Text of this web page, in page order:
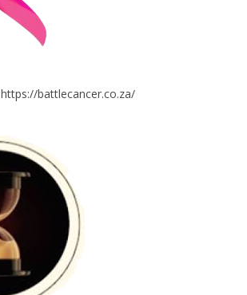
https://battlecancer.co.za/